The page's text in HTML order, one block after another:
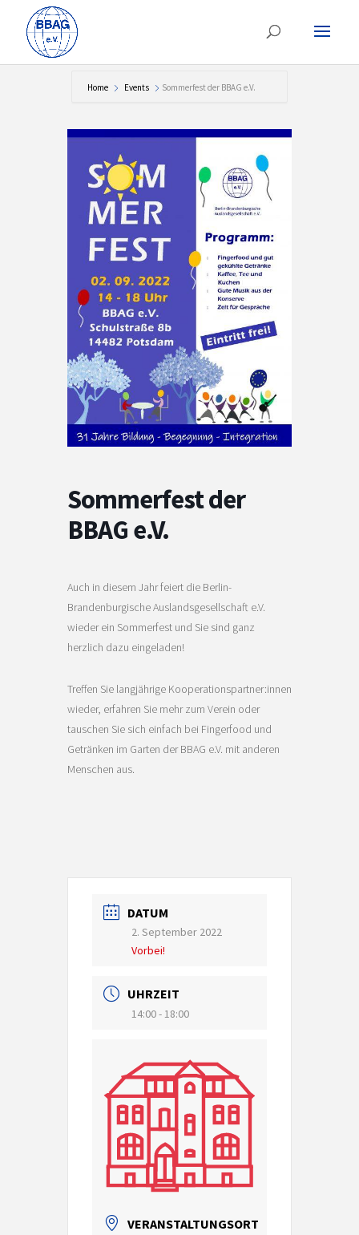
Home Events Sommerfest der BBAG e.V.
Sommerfest der
BBAG e.V.
Auch in diesem Jahr feiert die Berlin-
Brandenburgische Auslandsgesellschaft e.V.
wieder ein Sommerfest und Sie sind ganz
herzlich dazu eingeladen!
Treffen Sie langjährige Kooperationspartner:innen
wieder, erfahren Sie mehr zum Verein oder
tauschen Sie sich einfach bei Fingerfood und
Getränken im Garten der BBAG e.V. mit anderen
Menschen aus.
DATUM
2. September 2022
Vorbei!
UHRZEIT
14:00 - 18:00
VERANSTALTUNGSORT